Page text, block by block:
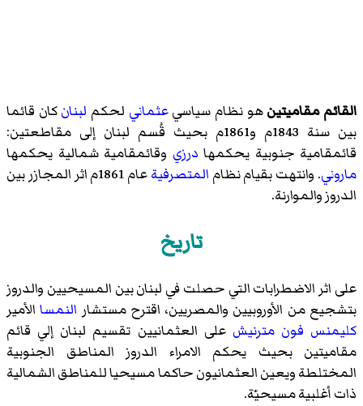
القائم مقاميتينهو نظام سياسيعثماني لحكم لبنانكان قائما
بين سنة 1843م و1861م بحيث قُسم لبنان إلى مقاطعتين:
قائمقامية جنوبية يحكمها درزي وقائمقامية شمالية يحكمها
ماروني. وانتهت بقيام نظام المتصرفية
عام 1861م اثر المجازر بين
الدروز والموارنة.
تاريخ
على اثر الاضطرابات التي حصلت في لبنان بين المسيحيين والدروز
بتشجيع من الأوروبيين والمصريين، اقترح مستشار النمساالأمير
كليمنس فون مترنيش على العثمانيين تقسيم لبنان إلي قائم
مقاميتين بحيث يحكم الامراء الدروز المناطق الجنوبية
المختلطة ويعين العثمانيون حاكما مسيحيا للمناطق الشمالية
ذات أغلبية مسيحيّة.